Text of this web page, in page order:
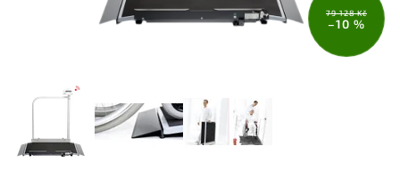
79 128 Kč
–10 %